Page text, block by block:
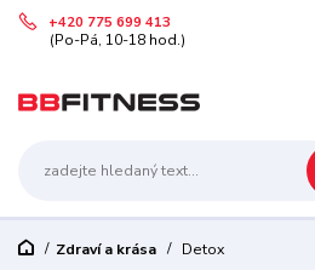
+420 775 699 413
(Po-Pá, 10-18 hod.)
Zdraví a krása Detox